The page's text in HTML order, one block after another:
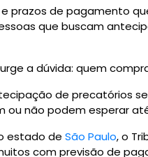
prazos de pagamento
que buscam
a dúvida: quem
de precatórios
ou não podem esperar
estado de São Paulo, o
com previsão de